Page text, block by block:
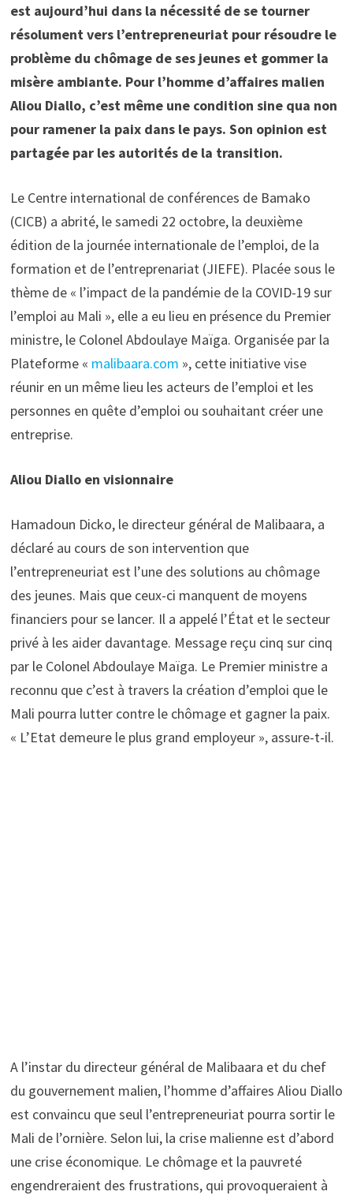
est aujourd’hui dans la nécessité de se tourner
résolument vers l’entrepreneuriat pour résoudre le
problème du chômage de ses jeunes et gommer la
misère ambiante. Pour l’homme d’affaires malien
Aliou Diallo, c’est même une condition sine qua non
pour ramener la paix dans le pays. Son opinion est
partagée par les autorités de la transition.
Le Centre international de conférences de Bamako
(CICB) a abrité, le samedi 22 octobre, la deuxième
édition de la journée internationale de l’emploi, de la
formation et de l’entreprenariat (JIEFE). Placée sous le
thème de « l’impact de la pandémie de la COVID-19 sur
l’emploi au Mali », elle a eu lieu en présence du Premier
ministre, le Colonel Abdoulaye Maïga. Organisée par la
Plateforme « malibaara.com », cette initiative vise
réunir en un même lieu les acteurs de l’emploi et les
personnes en quête d’emploi ou souhaitant créer une
entreprise.
Aliou Diallo en visionnaire
Hamadoun Dicko, le directeur général de Malibaara, a
déclaré au cours de son intervention que
l’entrepreneuriat est l’une des solutions au chômage
des jeunes. Mais que ceux-ci manquent de moyens
financiers pour se lancer. Il a appelé l’État et le secteur
privé à les aider davantage. Message reçu cinq sur cinq
par le Colonel Abdoulaye Maïga. Le Premier ministre a
reconnu que c’est à travers la création d’emploi que le
Mali pourra lutter contre le chômage et gagner la paix.
« L’Etat demeure le plus grand employeur », assure-t-il.
A l’instar du directeur général de Malibaara et du chef
du gouvernement malien, l’homme d’affaires Aliou Diallo
est convaincu que seul l’entrepreneuriat pourra sortir le
Mali de l’ornière. Selon lui, la crise malienne est d’abord
une crise économique. Le chômage et la pauvreté
engendreraient des frustrations, qui provoqueraient à